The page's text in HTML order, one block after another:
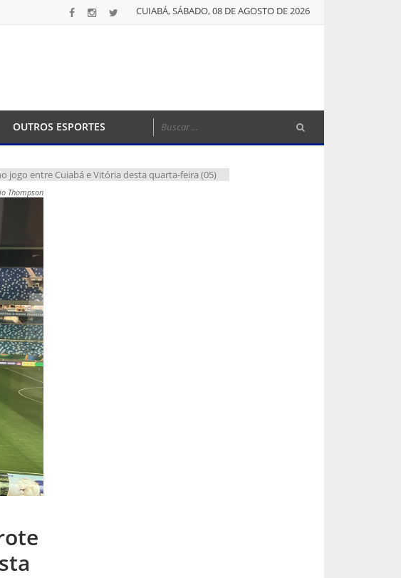
CUIABÁ, SÁBADO, 08 DE AGOSTO DE 2026
OUTROS ESPORTES
jogo entre Cuiabá e Vitória desta quarta-feira (05)
Thompson